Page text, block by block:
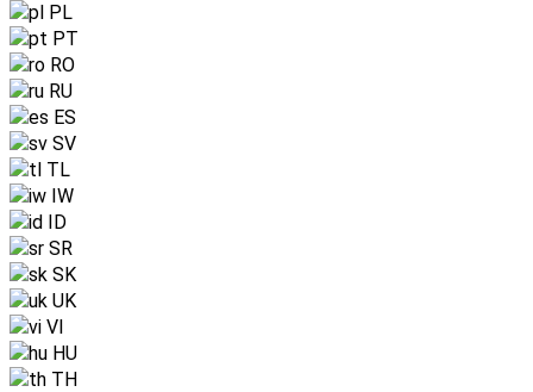
PL
PT
RO
RU
ES
SV
TL
IW
ID
SR
SK
UK
VI
HU
TH